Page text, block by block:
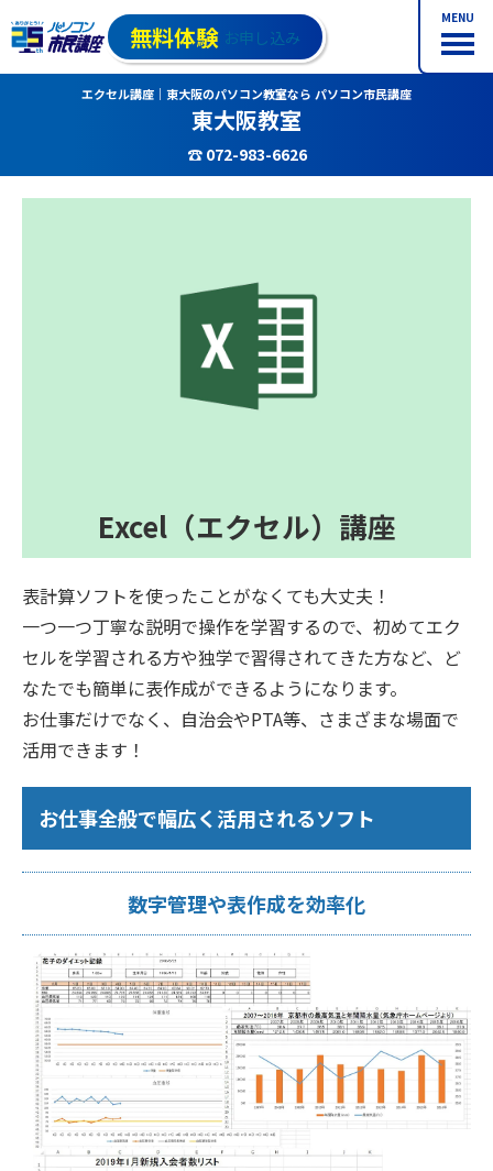
MENU
無料体験 お申し込み
エクセル講座｜東大阪のパソコン教室なら パソコン市民講座
東大阪教室
☎ 072-983-6626
Excel（エクセル）講座
表計算ソフトを使ったことがなくても大丈夫！
一つ一つ丁寧な説明で操作を学習するので、初めてエク
セルを学習される方や独学で習得されてきた方など、ど
なたでも簡単に表作成ができるようになります。
お仕事だけでなく、自治会やPTA等、さまざまな場面で
活用できます！
お仕事全般で幅広く活用されるソフト
数字管理や表作成を効率化